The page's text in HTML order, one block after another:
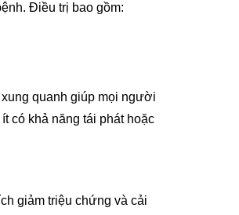
Điều trị bao gồm:
quanh giúp mọi người
có khả năng tái phát hoặc
giảm triệu chứng và cải